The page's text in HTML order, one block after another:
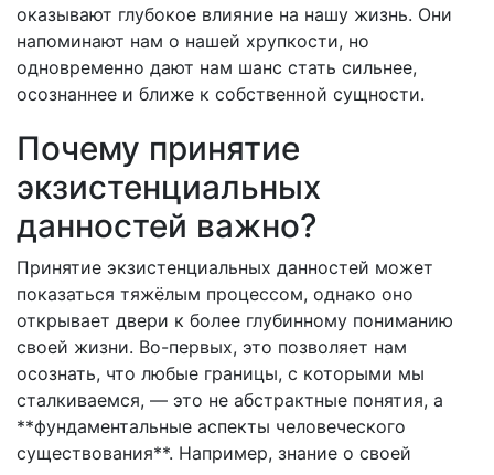
оказывают глубокое влияние на нашу жизнь. Они
напоминают нам о нашей хрупкости, но
одновременно дают нам шанс стать сильнее,
осознаннее и ближе к собственной сущности.
Почему принятие
экзистенциальных
данностей важно?
Принятие экзистенциальных данностей может
показаться тяжёлым процессом, однако оно
открывает двери к более глубинному пониманию
своей жизни. Во-первых, это позволяет нам
осознать, что любые границы, с которыми мы
сталкиваемся, — это не абстрактные понятия, а
**фундаментальные аспекты человеческого
существования**. Например, знание о своей